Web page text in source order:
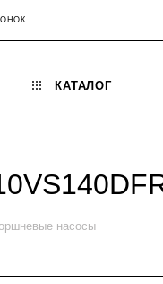
КАТАЛОГ
насосы